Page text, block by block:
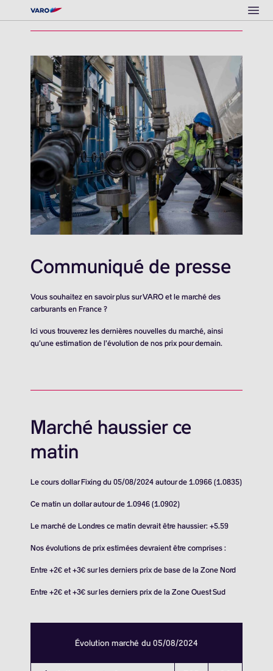
Communiqué de presse
Vous souhaitez en savoir plus sur VARO et le marché des
carburants en France ?
Ici vous trouverez les dernières nouvelles du marché, ainsi
qu’une estimation de l’évolution de nos prix pour demain.
Marché haussier ce
matin
Le cours dollar Fixing du 05/08/2024 autour de 1.0966 (1.0835)
Ce matin un dollar autour de 1.0946 (1.0902)
Le marché de Londres ce matin devrait être haussier: +5.59
Nos évolutions de prix estimées devraient être comprises :
Entre +2€ et +3€ sur les derniers prix de base de la Zone Nord
Entre +2€ et +3€ sur les derniers prix de la Zone Ouest Sud
Évolution marché du 05/08/2024